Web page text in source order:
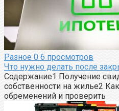
Разное 0 6 просмотров
Что нужно делать после
Содержание1 Получение
собственности на жилье2
обременений и проверить